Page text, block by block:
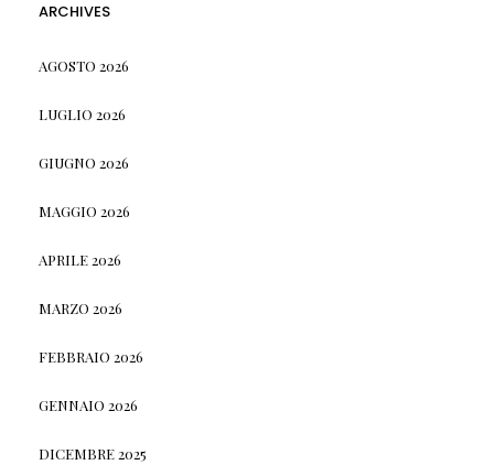
ARCHIVES
AGOSTO 2026
LUGLIO 2026
GIUGNO 2026
MAGGIO 2026
APRILE 2026
MARZO 2026
FEBBRAIO 2026
GENNAIO 2026
DICEMBRE 2025